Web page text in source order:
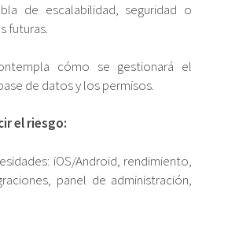
de escalabilidad, seguridad o
futuras.
cómo se gestionará el
de datos y los permisos.
el riesgo:
iOS/Android, rendimiento,
panel de administración,